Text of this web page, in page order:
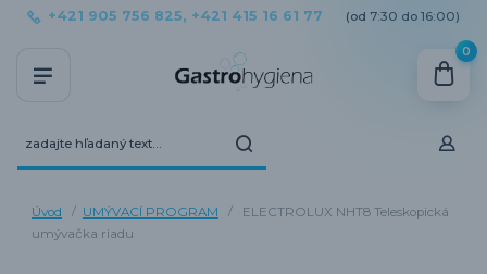
+421 905 756 825, +421 415 16 61 77 (od 7:30 do 16:00)
0
Úvod UMÝVACÍ PROGRAM
ELECTROLUX NHT8 Teleskopická
umývačka riadu